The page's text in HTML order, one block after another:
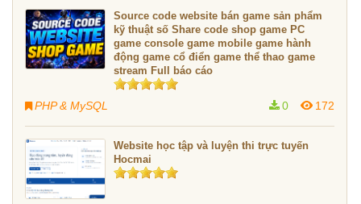
Source code website bán game sản phẩm
kỹ thuật số Share code shop game PC
game console game mobile game hành
động game cổ điển game thể thao game
stream Full báo cáo
PHP & MySQL 172
0
Website học tập và luyện thi trực tuyến
Hocmai